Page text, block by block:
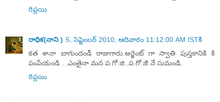
రిప్లయి
రాధిక(నాని ) 5, సెప్టెంబర్ 2010, ఆదివారం 11:12:00 AM ISTకి
కత శానా బాగుందండీ రాజుగారు.అర్జెంట్ గా స్వాతి పుస్తకానికి కి
పంపేయండి . .ఎంతైనా మన ప.గో.జి..ప.గో.జీ నే సుమండి.
రిప్లయి